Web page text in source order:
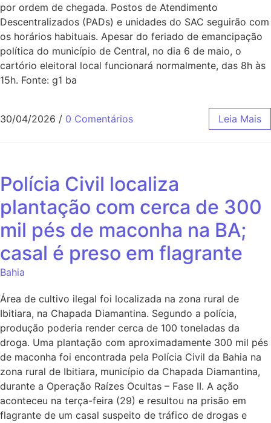
por ordem de chegada. Postos de Atendimento
Descentralizados (PADs) e unidades do SAC seguirão com
os horários habituais. Apesar do feriado de emancipação
política do município de Central, no dia 6 de maio, o
cartório eleitoral local funcionará normalmente, das 8h às
15h. Fonte: g1 ba
30/04/2026 / 0 Comentários Leia Mais
Polícia Civil localiza
plantação com cerca de 300
mil pés de maconha na BA;
casal é preso em flagrante
Bahia
Área de cultivo ilegal foi localizada na zona rural de
Ibitiara, na Chapada Diamantina. Segundo a polícia,
produção poderia render cerca de 100 toneladas da
droga. Uma plantação com aproximadamente 300 mil pés
de maconha foi encontrada pela Polícia Civil da Bahia na
zona rural de Ibitiara, município da Chapada Diamantina,
durante a Operação Raízes Ocultas – Fase II. A ação
aconteceu na terça-feira (29) e resultou na prisão em
flagrante de um casal suspeito de tráfico de drogas e